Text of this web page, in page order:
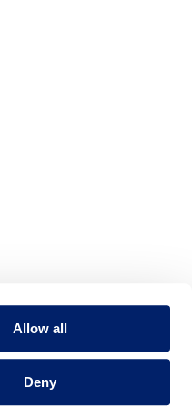
Allow all
Deny
WEITER